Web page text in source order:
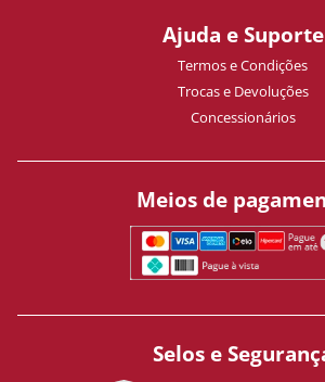
Ajuda e Suporte
Termos e Condições
Trocas e Devoluções
Concessionários
Meios de
Selos e